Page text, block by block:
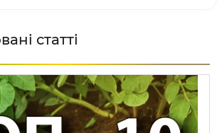
статті